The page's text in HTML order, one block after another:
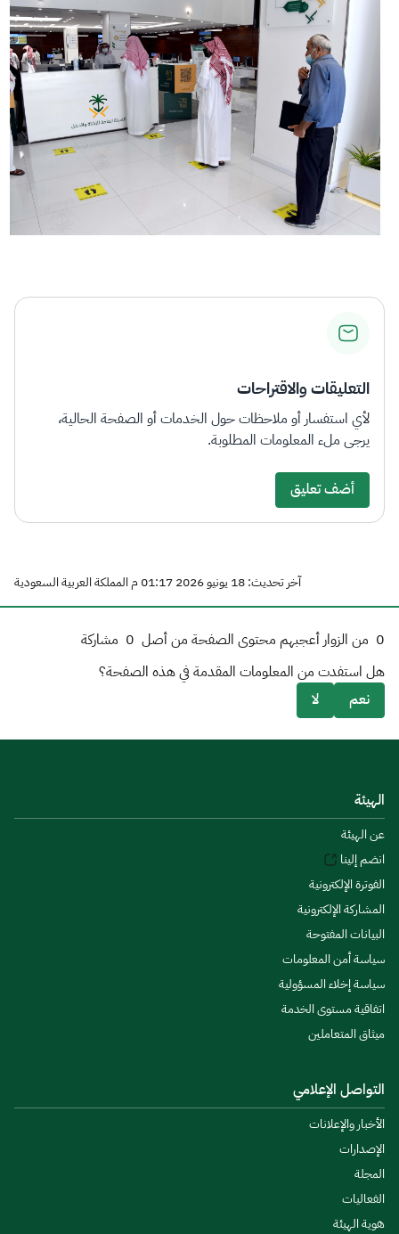
التعليقات والاقتراحات
لأي استفسار أو ملاحظات حول الخدمات أو الصفحة الحالية،
يرجى ملء المعلومات المطلوبة.
أضف تعليق
آخر تحديث: 18 يونيو 2026 01:17 م المملكة العربية السعودية
0 من الزوار أعجبهم محتوى الصفحة من أصل 0 مشاركة
هل استفدت من المعلومات المقدمة في هذه الصفحة؟
نعم
لا
الهيئة
عن الهيئة
انضم إلينا
الفوترة الإلكترونية
المشاركة الإلكترونية
البيانات المفتوحة
سياسة أمن المعلومات
سياسة إخلاء المسؤولية
اتفاقية مستوى الخدمة
ميثاق المتعاملين
التواصل الإعلامي
الأخبار والإعلانات
الإصدارات
المجلة
الفعاليات
هوية الهيئة